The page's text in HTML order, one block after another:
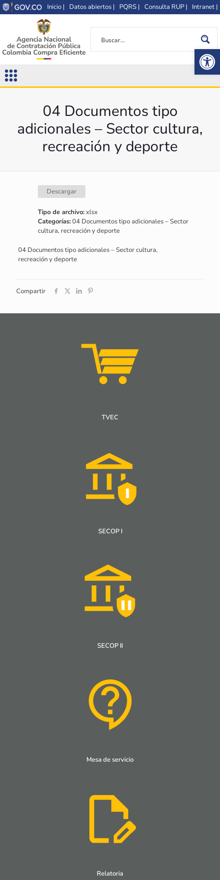
Inicio | Datos abiertos | PQRS | Consulta RUP | Intranet |
04 Documentos tipo
adicionales – Sector cultura,
recreación y deporte
04 Documentos tipo adicionales – Sector cultura,
recreación y deporte
Descargar
Tipo de archivo:xlsx
Categorías:04 Documentos tipo adicionales – Sector
cultura, recreación y deporte
Compartir
TVEC
SECOP I
SECOP II
Mesa de servicio
Relatoria